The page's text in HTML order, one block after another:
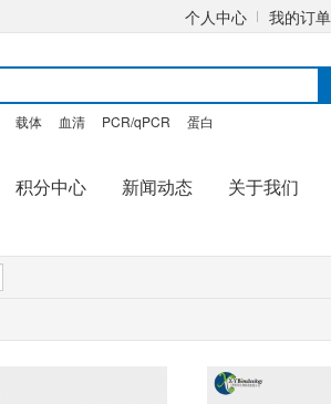
个人中心 我的订单
载体 血清 PCR/qPCR 蛋白
积分中心 新闻动态 关于我们